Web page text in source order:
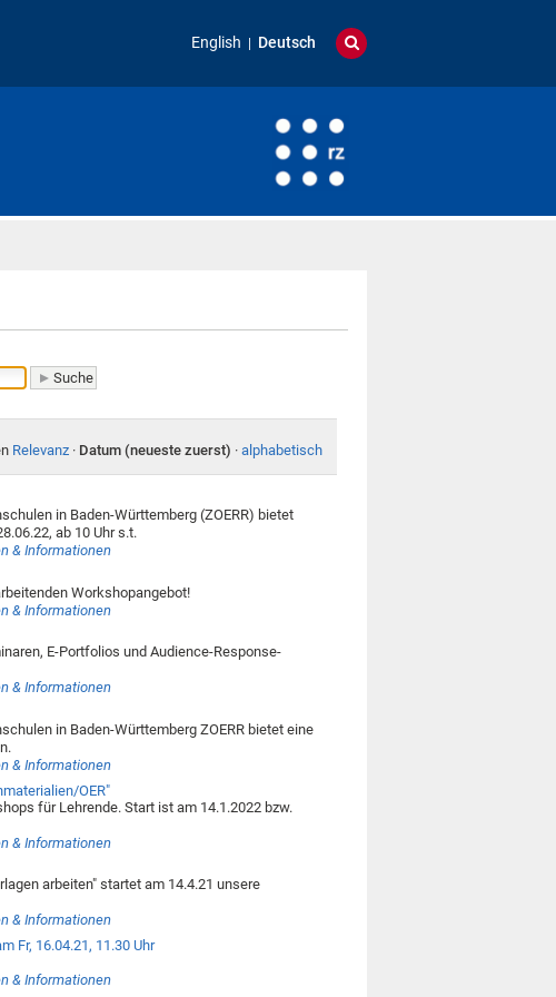
English Deutsch
Relevanz · Datum (neueste zuerst) · alphabetisch
in Baden-Württemberg (ZOERR) bietet
ab 10 Uhr s.t.
& Informationen
Workshopangebot!
& Informationen
E-Portfolios und Audience-Response-
& Informationen
in Baden-Württemberg ZOERR bietet eine
& Informationen
OER"
für Lehrende. Start ist am 14.1.2022 bzw.
& Informationen
arbeiten" startet am 14.4.21 unsere
& Informationen
Fr, 16.04.21, 11.30 Uhr
& Informationen